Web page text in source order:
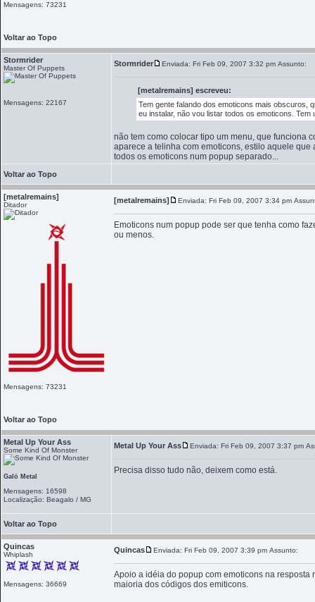
Mensagens: 73231
Voltar ao Topo
Stormrider
Master Of Puppets
Mensagens: 22167
Stormrider Enviada: Fri Feb 09, 2007 3:32 pm Assunto:
[metalremains] escreveu:
Tem gente falando dos emoticons mais obscuros,
eu instalar, não vou listar todos os emoticons.
não tem como colocar tipo um menu, que funciona
aparece a telinha com emoticons, estilo aquele
todos os emoticons num popup separado...
Voltar ao Topo
[metalremains]
Ditador
Mensagens: 73231
[metalremains] Enviada: Fri Feb 09, 2007 3:34 pm
Emoticons num popup pode ser que tenha como
ou menos.
Voltar ao Topo
Metal Up Your Ass
Some Kind Of Monster
Galö Metal
Mensagens: 16598
Localização: Beagalo / MG
Metal Up Your Ass Enviada: Fri Feb 09, 2007 3:37 pm
Precisa disso tudo não, deixem como está.
Voltar ao Topo
Quincas
Whiplash
Mensagens: 36669
Quincas Enviada: Fri Feb 09, 2007 3:39 pm Assunto:
Apoio a idéia do popup com emoticons na
maioria dos códigos dos emiticons.